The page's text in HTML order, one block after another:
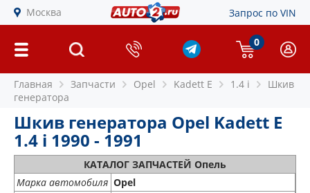
Москва Запрос по VIN
0
Главная Запчасти Opel Kadett E 1.4 i
Шкив
генератора
Шкив генератора Opel Kadett E
1.4 i 1990 - 1991
КАТАЛОГ ЗАПЧАСТЕЙ Опель
Марка автомобиля Opel